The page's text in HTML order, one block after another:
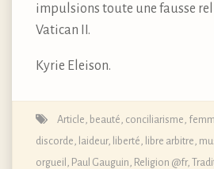
impulsions toute une fausse
Vatican II.
Kyrie Eleison.
Article beauté conciliarisme
discorde laideur, liberté libre arbitre
orgueil Paul Gauguin Religion @fr,